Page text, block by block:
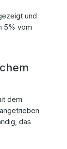
und
5% vom
dem
das